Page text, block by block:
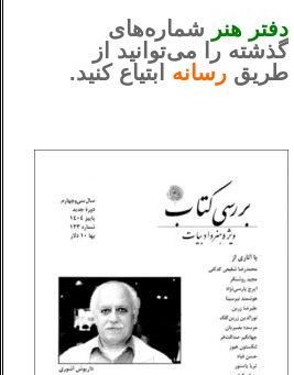
دفتر هنر شماره‌های
گذشته را می‌توانید از
طریق رسانه ابتیاع کنید.